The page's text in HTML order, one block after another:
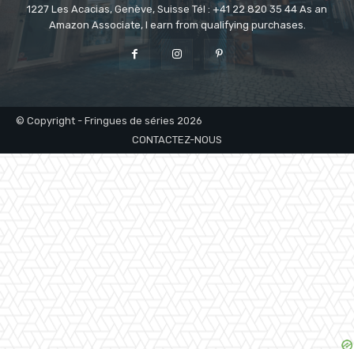
1227 Les Acacias, Genève, Suisse Tél : +41 22 820 35 44 As an
Amazon Associate, I earn from qualifying purchases.
© Copyright - Fringues de séries 2026
CONTACTEZ-NOUS